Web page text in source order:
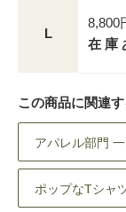
L
8,800
在 庫
この商品に関連
アパレル部門
ポップなTシャ